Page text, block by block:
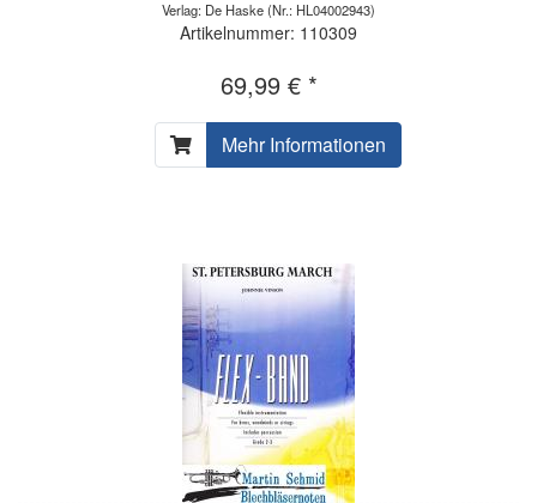
Verlag: De Haske(Nr.: HL04002943)
Artikelnummer: 110309
69,99 € *
Mehr Informationen